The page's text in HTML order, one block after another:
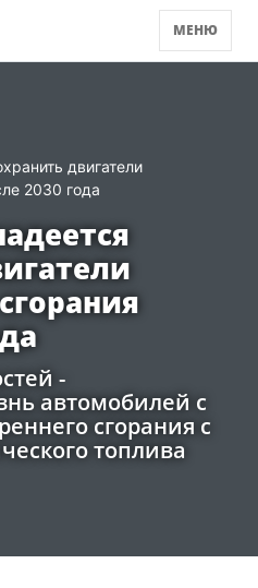
МЕНЮ
двигатели
2030 года
-
автомобилей с
сгорания с
топлива